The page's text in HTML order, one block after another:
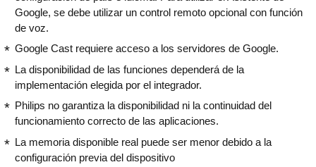
Google, se debe utilizar un control remoto opcional con función
de voz.
Google Cast requiere acceso a los servidores de Google.
La disponibilidad de las funciones dependerá de la
implementación elegida por el integrador.
Philips no garantiza la disponibilidad ni la continuidad del
funcionamiento correcto de las aplicaciones.
La memoria disponible real puede ser menor debido a la
configuración previa del dispositivo